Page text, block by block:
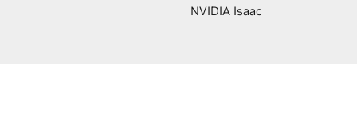
NVIDIA Isaac